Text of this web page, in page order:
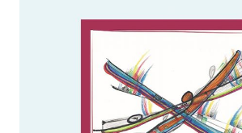
BEFLÜGELT